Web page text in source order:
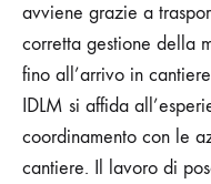
avviene grazie a
corretta gestione della
fino all’arrivo in
IDLM si affida
coordinamento con le
cantiere. Il lavoro di